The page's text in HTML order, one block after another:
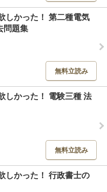
しかった！ 第二種電気
問題集
無料立読み
しかった！ 電験三種 法
無料立読み
しかった！ 行政書士の